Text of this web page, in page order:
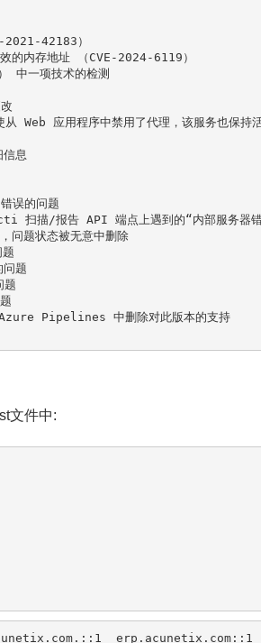
42183）
的内存地址 （CVE-2024-6119）
中一项技术的检测
Web 应用程序中禁用了代理，该服务也保持
息
误的问题
扫描/报告 API 端点上遇到的“内部服务器
问题状态被无意中删除
题
题
Pipelines 中删除对此版本的支持
文件中:
::1  erp.acunetix.com::1